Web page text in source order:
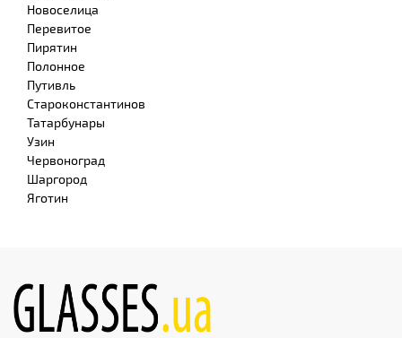
Новоселица
Перевитое
Пирятин
Полонное
Путивль
Староконстантинов
Татарбунары
Узин
Червоноград
Шаргород
Яготин